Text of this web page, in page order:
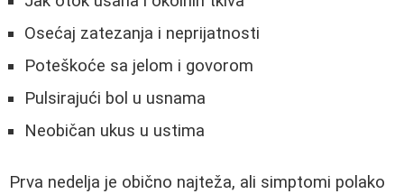
Osećaj zatezanja i neprijatnosti
Poteškoće sa jelom i govorom
Pulsirajući bol u usnama
Neobičan ukus u ustima
Prva nedelja je obično najteža, ali simptomi polako